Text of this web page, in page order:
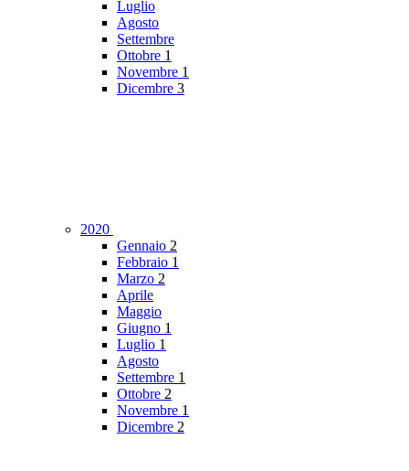
Luglio
Agosto
Settembre
Ottobre 1
Novembre 1
Dicembre 3
2020
Gennaio 2
Febbraio 1
Marzo 2
Aprile
Maggio
Giugno 1
Luglio 1
Agosto
Settembre 1
Ottobre 2
Novembre 1
Dicembre 2